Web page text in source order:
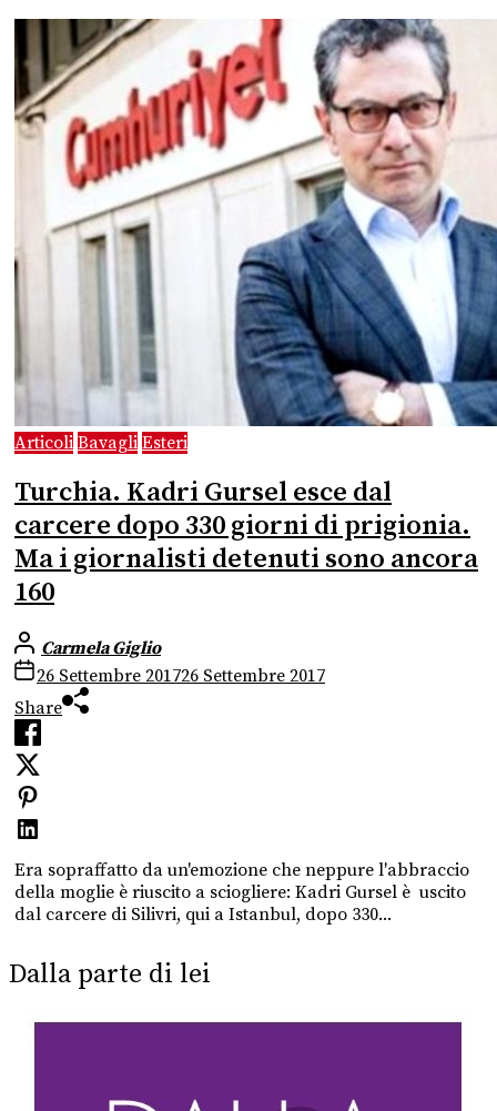
Articoli Bavagli Esteri
Turchia. Kadri Gursel esce dal
carcere dopo 330 giorni di prigionia.
Ma i giornalisti detenuti sono ancora
160
Carmela Giglio
26 Settembre 201726 Settembre 2017
Share
Era sopraffatto da un'emozione che neppure l'abbraccio
della moglie è riuscito a sciogliere: Kadri Gursel è uscito
dal carcere di Silivri, qui a Istanbul, dopo 330...
Dalla parte di lei